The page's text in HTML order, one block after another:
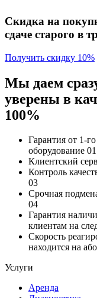
Скидка на
сдаче старого в
Получить скидку 10%
Мы даем
уверены в
100%
Гарантия от 1-
оборудование 01
Клиентский
Контроль
03
Срочная
04
Гарантия
клиентам на
Скорость
находится на
Услуги
Аренда